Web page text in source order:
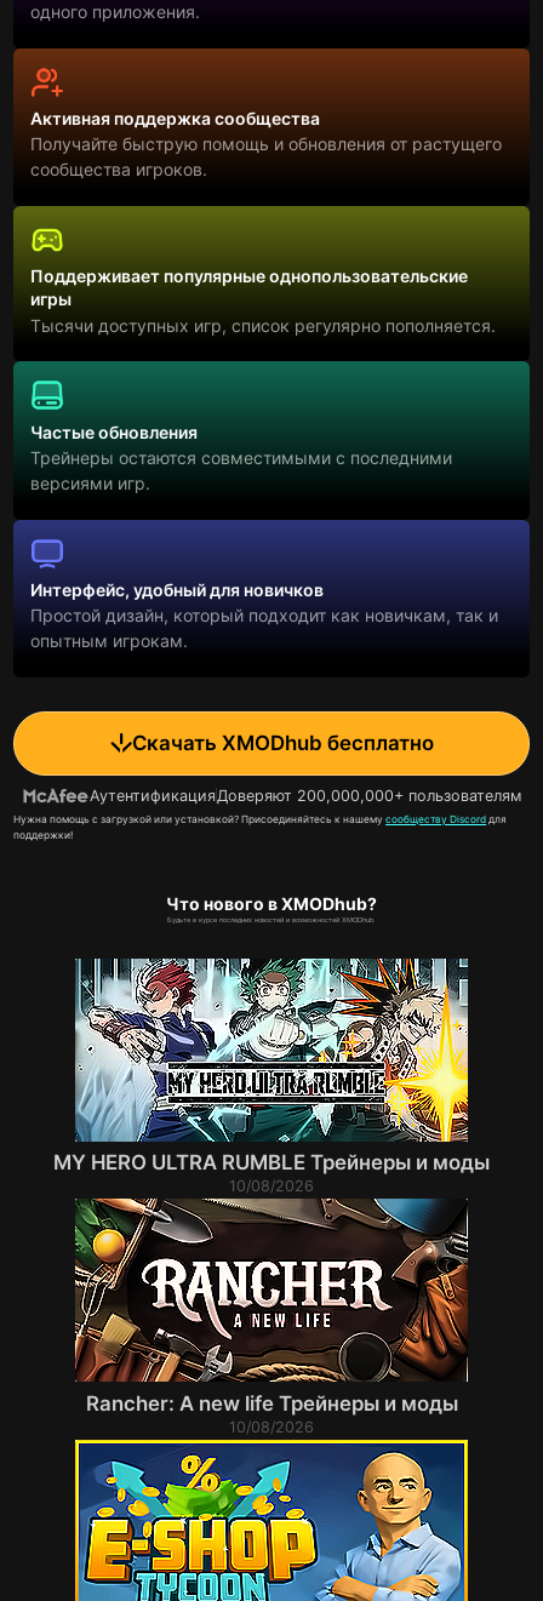
одного приложения.
Активная поддержка сообщества
Получайте быструю помощь и обновления от растущего
сообщества игроков.
Поддерживает популярные однопользовательские
игры
Тысячи доступных игр, список регулярно пополняется.
Частые обновления
Трейнеры остаются совместимыми с последними
версиями игр.
Интерфейс, удобный для новичков
Простой дизайн, который подходит как новичкам, так и
опытным игрокам.
Скачать XMODhub бесплатно
Аутентификация Доверяют 200,000,000+ пользователям
Нужна помощь с загрузкой или установкой? Присоединяйтесь к нашемусообществу Discord для
поддержки!
Что нового в XMODhub?
Будьте в курсе последних новостей и возможностей XMODhub.
MY HERO ULTRA RUMBLE Трейнеры и моды
10/08/2026
Rancher: A new life Трейнеры и моды
10/08/2026